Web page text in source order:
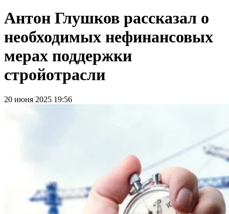
Антон Глушков рассказал о
необходимых нефинансовых
мерах поддержки
стройотрасли
20 июня 2025 19:56